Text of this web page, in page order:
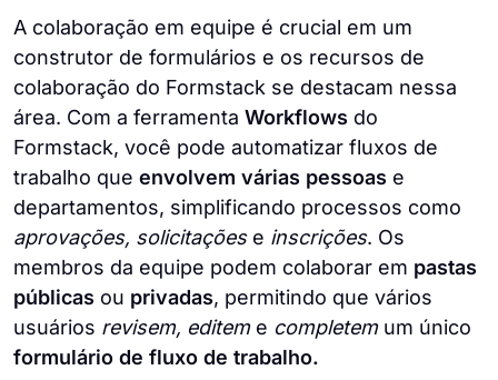
A colaboração em equipe é crucial em um
construtor de formulários e os recursos de
colaboração do Formstack se destacam nessa
área. Com a ferramenta Workflows do
Formstack, você pode automatizar fluxos de
trabalho que envolvem várias pessoas e
departamentos, simplificando processos como
aprovações, solicitaçõese inscrições. Os
membros da equipe podem colaborar em pastas
públicas ou privadas, permitindo que vários
usuários revisem, editeme completemum único
formulário de fluxo de trabalho.